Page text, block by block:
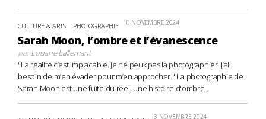
CULTURE & ARTS PHOTOGRAPHIE 10 NOVEMBRE 2024
Sarah Moon, l’ombre et l’évanescence
parLouane Lallemant
"La réalité c’est implacable. Je ne peux pas la photographier. J’ai
besoin de m’en évader pour m’en approcher." La photographie de
Sarah Moon est une fuite du réel, une histoire d'ombre...
3 NOVEMBRE 2024